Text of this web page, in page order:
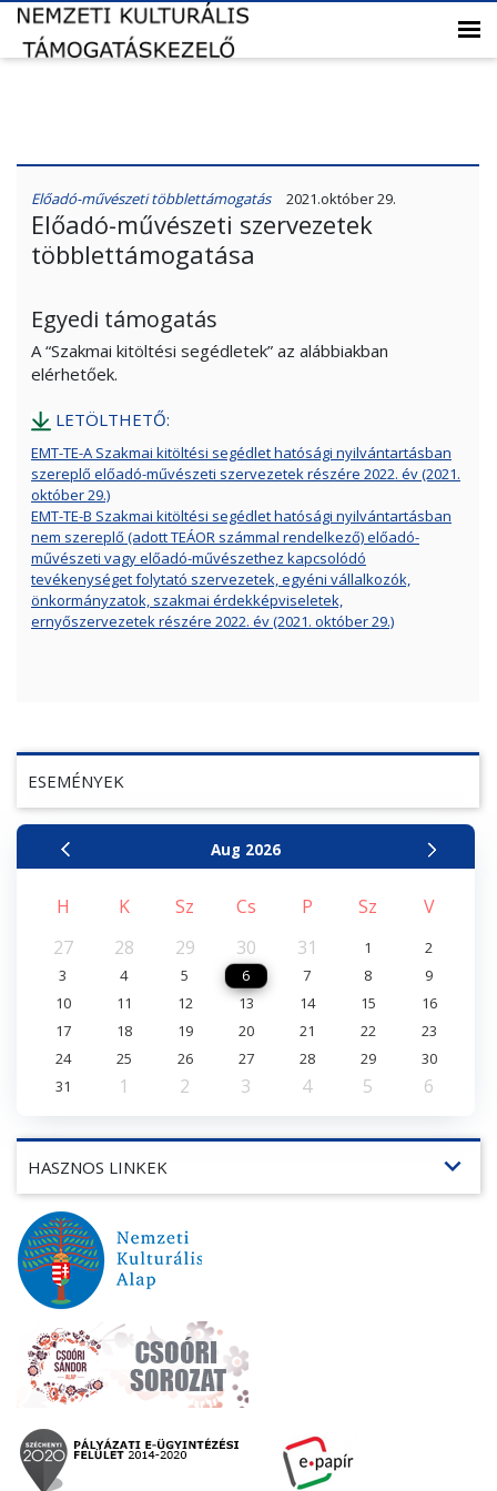
ESEMÉNYEK
Aug 2026
H K Sz Cs P Sz
V
27
28 29 30 31 1
2
3
4 5 6 7 8
9
10
11 12 13 14 15
16
17
18 19 20 21 22
23
24
25 26 27 28 29
30
31
1 2 3 4 5 6
HASZNOS LINKEK expand_more
Előadó-művészeti többlettámogatás 2021.október 29.
Előadó-művészeti szervezetek
többlettámogatása
Egyedi támogatás
A “Szakmai kitöltési segédletek” az alábbiakban
elérhetőek.
LETÖLTHETŐ:
EMT-TE-A Szakmai kitöltési segédlet hatósági nyilvántartásban
szereplő előadó-művészeti szervezetek részére 2022. év (2021.
október 29.)
EMT-TE-B Szakmai kitöltési segédlet hatósági nyilvántartásban
nem szereplő (adott TEÁOR számmal rendelkező) előadó-
művészeti vagy előadó-művészethez kapcsolódó
tevékenységet folytató szervezetek, egyéni vállalkozók,
önkormányzatok, szakmai érdekképviseletek,
ernyőszervezetek részére 2022. év (2021. október 29.)